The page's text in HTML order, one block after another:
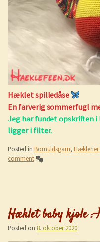
Hæklet spilledåse
En farverig sommerfugl
Jeg har fundet opskriften i
ligger i filter.
Posted in Bomuldsgarn,
comment
Hæklet baby kjole :-)
Posted on 8. oktober 2020